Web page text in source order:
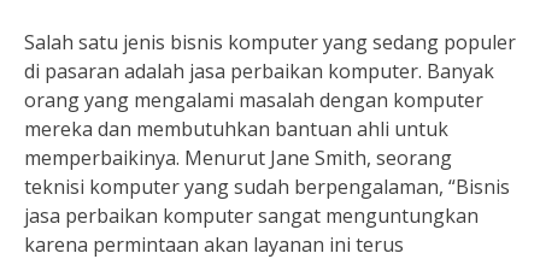
Salah satu jenis bisnis komputer yang sedang populer
di pasaran adalah jasa perbaikan komputer. Banyak
orang yang mengalami masalah dengan komputer
mereka dan membutuhkan bantuan ahli untuk
memperbaikinya. Menurut Jane Smith, seorang
teknisi komputer yang sudah berpengalaman, “Bisnis
jasa perbaikan komputer sangat menguntungkan
karena permintaan akan layanan ini terus